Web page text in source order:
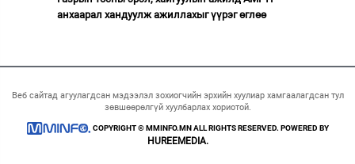
анхаарал хандуулж ажиллахыг үүрэг өглөө
Веб сайтад агуулагдсан мэдээлэл зохиогчийн эрхийн хуулиар хамгаалагдсан тул
зөвшөөрөлгүй хуулбарлах хориотой.
COPYRIGHT © MMINFO.MN ALL RIGHTS RESERVED. POWERED BY
HUREEMEDIA.